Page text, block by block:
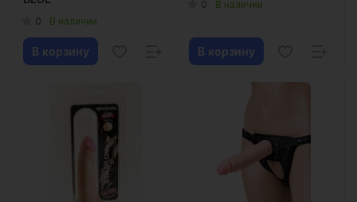
0 В наличии
В корзину
0 В наличии
В корзину